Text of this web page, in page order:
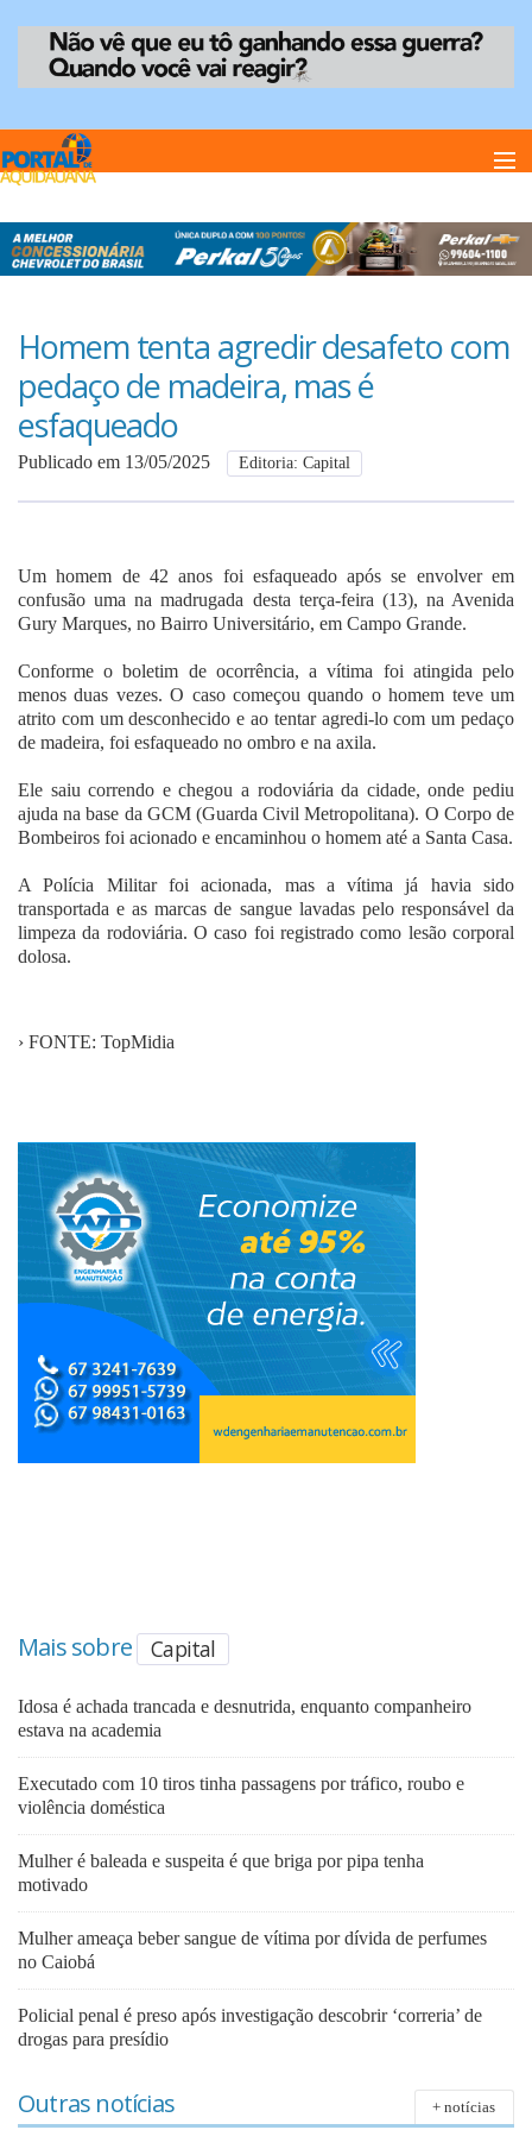
Home
Anuncie
Anuncie
Homem tenta agredir desafeto com
pedaço de madeira, mas é
esfaqueado
Publicado em 13/05/2025 Editoria: Capital
Um homem de 42 anos foi esfaqueado após se envolver em
confusão uma na madrugada desta terça-feira (13), na Avenida
Gury Marques, no Bairro Universitário, em Campo Grande.
Conforme o boletim de ocorrência, a vítima foi atingida pelo
menos duas vezes. O caso começou quando o homem teve um
atrito com um desconhecido e ao tentar agredi-lo com um pedaço
de madeira, foi esfaqueado no ombro e na axila.
Ele saiu correndo e chegou a rodoviária da cidade, onde pediu
ajuda na base da GCM (Guarda Civil Metropolitana). O Corpo de
Bombeiros foi acionado e encaminhou o homem até a Santa Casa.
A Polícia Militar foi acionada, mas a vítima já havia sido
transportada e as marcas de sangue lavadas pelo responsável da
limpeza da rodoviária. O caso foi registrado como lesão corporal
dolosa.
› FONTE: TopMidia
Mais sobre Capital
Idosa é achada trancada e desnutrida, enquanto companheiro
estava na academia
Executado com 10 tiros tinha passagens por tráfico, roubo e
violência doméstica
Mulher é baleada e suspeita é que briga por pipa tenha
motivado
Mulher ameaça beber sangue de vítima por dívida de perfumes
no Caiobá
Policial penal é preso após investigação descobrir ‘correria’ de
drogas para presídio
Outras notícias + notícias